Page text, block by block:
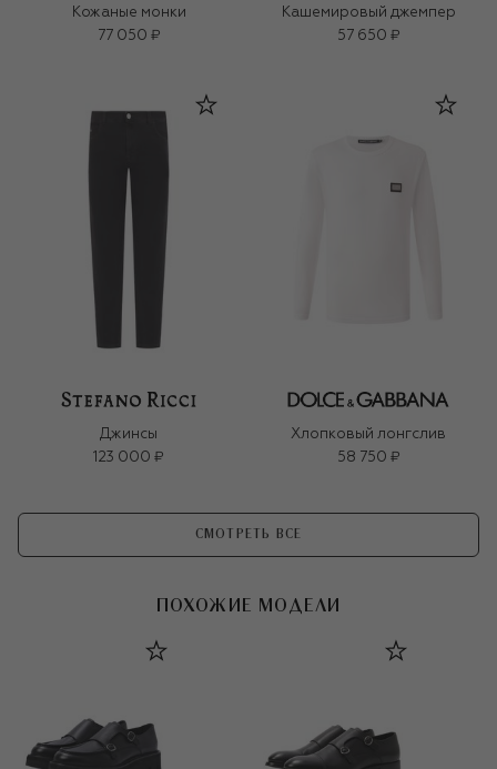
Кожаные монки
77 050 ₽
Кашемировый джемпер
57 650 ₽
Джинсы
123 000 ₽
Хлопковый лонгслив
58 750 ₽
СМОТРЕТЬ ВСЕ
ПОХОЖИЕ МОДЕЛИ